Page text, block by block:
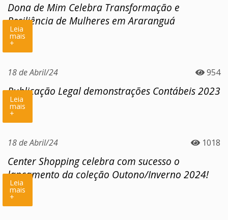
Dona de Mim Celebra Transformação e
Resiliência de Mulheres em Araranguá
Leia
mais
+
18 de Abril/24 954
Publicação Legal demonstrações Contábeis 2023
Leia
mais
+
18 de Abril/24 1018
Center Shopping celebra com sucesso o
lançamento da coleção Outono/Inverno 2024!
Leia
mais
+